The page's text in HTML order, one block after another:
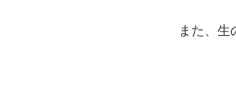
また、生